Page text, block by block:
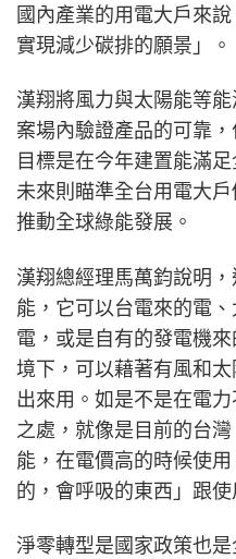
國內產業的用電大戶來
實現減少碳排的願景」。
漢翔將風力與太陽能等
案場內驗證產品的可靠
目標是在今年建置能滿
未來則瞄準全台用電大
推動全球綠能發展。
漢翔總經理馬萬鈞說明
能，它可以台電來的電
電，或是自有的發電機
境下，可以藉著有風和
出來用。如是不是在電
之處，就像是目前的台
能，在電價高的時候使
的，會呼吸的東西」跟
淨零轉型是國家政策也